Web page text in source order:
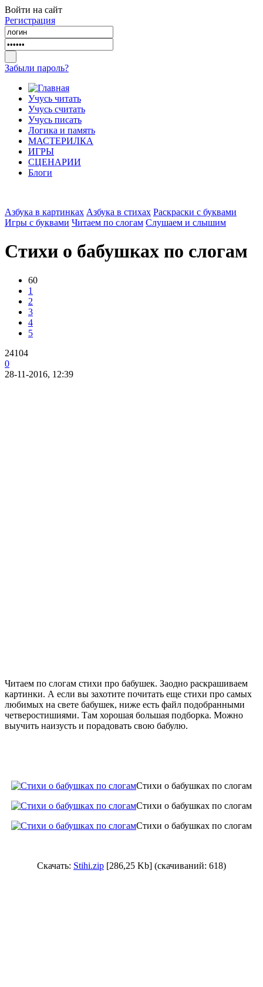
Войти на сайт
Регистрация
Забыли пароль?
Учусь читать
Учусь считать
Учусь писать
Логика и память
МАСТЕРИЛКА
ИГРЫ
СЦЕНАРИИ
Блоги
Азбука в картинках Азбука в стихах Раскраски с буквами
Игры с буквами Читаем по слогам Слушаем и слышим
Стихи о бабушках по слогам
60
1
2
3
4
5
24104
0
28-11-2016, 12:39
Читаем по слогам стихи про бабушек. Заодно раскрашиваем
картинки. А если вы захотите почитать еще стихи про самых
любимых на свете бабушек, ниже есть файл подобранными
четверостишиями. Там хорошая большая подборка. Можно
выучить наизусть и порадовать свою бабулю.
Стихи о бабушках по слогам
Стихи о бабушках по слогам
Стихи о бабушках по слогам
Скачать: Stihi.zip [286,25 Kb] (cкачиваний: 618)